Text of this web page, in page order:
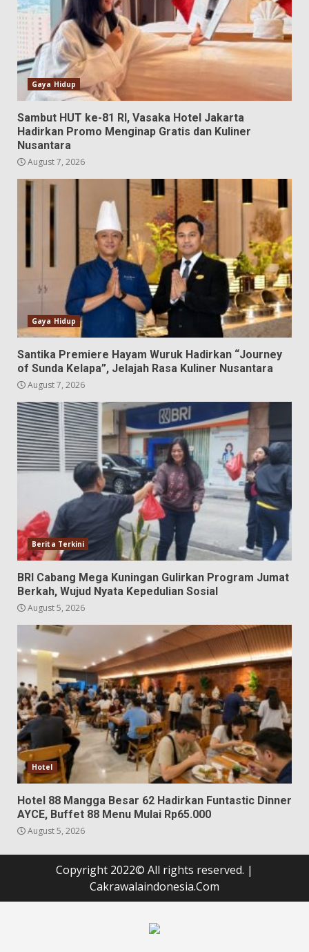
Gaya Hidup
Sambut HUT ke-81 RI, Vasaka Hotel Jakarta
Hadirkan Promo Menginap Gratis dan Kuliner
Nusantara
August 7, 2026
Gaya Hidup
Santika Premiere Hayam Wuruk Hadirkan “Journey
of Sunda Kelapa”, Jelajah Rasa Kuliner Nusantara
August 7, 2026
Berita Terkini
BRI Cabang Mega Kuningan Gulirkan Program Jumat
Berkah, Wujud Nyata Kepedulian Sosial
August 5, 2026
Hotel
Hotel 88 Mangga Besar 62 Hadirkan Funtastic Dinner
AYCE, Buffet 88 Menu Mulai Rp65.000
August 5, 2026
Copyright 2022© All rights reserved. |
Cakrawalaindonesia.Com